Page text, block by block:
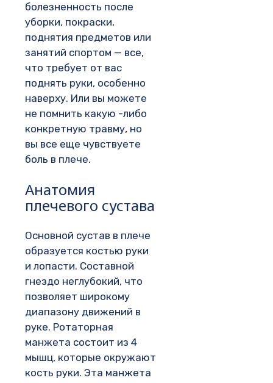
болезненность после
уборки, покраски,
поднятия предметов или
занятий спортом — все,
что требует от вас
поднять руки, особенно
наверху. Или вы можете
не помнить какую -либо
конкретную травму, но
вы все еще чувствуете
боль в плече.
Анатомия
плечевого сустава
Основной сустав в плече
образуется костью руки
и лопасти. Составной
гнездо неглубокий, что
позволяет широкому
диапазону движений в
руке. Ротаторная
манжета состоит из 4
мышц, которые окружают
кость руки. Эта манжета